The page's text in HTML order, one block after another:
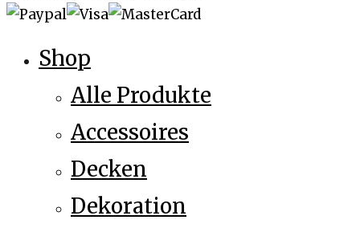
Shop
Alle Produkte
Accessoires
Decken
Dekoration